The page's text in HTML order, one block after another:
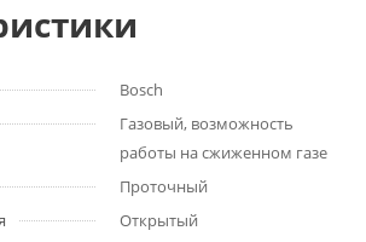
Bosch
Газовый, возможность
работы на сжиженном газе
Проточный
Открытый